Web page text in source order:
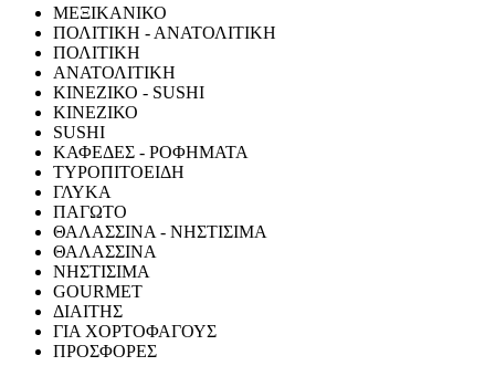
ΜΕΞΙΚΑΝΙΚΟ
ΠΟΛΙΤΙΚΗ - ΑΝΑΤΟΛΙΤΙΚΗ
ΠΟΛΙΤΙΚΗ
ΑΝΑΤΟΛΙΤΙΚΗ
ΚΙΝΕΖΙΚΟ - SUSHI
ΚΙΝΕΖΙΚΟ
SUSHI
ΚΑΦΕΔΕΣ - ΡΟΦΗΜΑΤΑ
ΤΥΡΟΠΙΤΟΕΙΔΗ
ΓΛΥΚΑ
ΠΑΓΩΤΟ
ΘΑΛΑΣΣΙΝΑ - ΝΗΣΤΙΣΙΜΑ
ΘΑΛΑΣΣΙΝΑ
ΝΗΣΤΙΣΙΜΑ
GOURMET
ΔΙΑΙΤΗΣ
ΓΙΑ ΧΟΡΤΟΦΑΓΟΥΣ
ΠΡΟΣΦΟΡΕΣ